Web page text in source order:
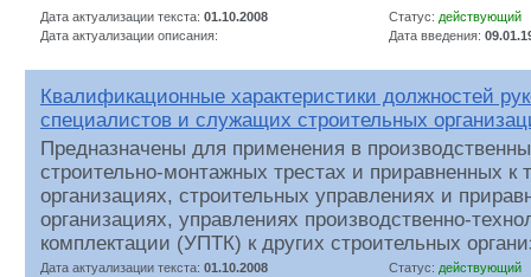
Дата актуализации текста: 01.10.2008 Статус: действующий
Дата актуализации описания:
Дата введения:
Квалификационные характеристики должностей
специалистов и служащих строительных
Предназначены для применения в
строительно-монтажных трестах и приравненных к
организациях, строительных управлениях и
организациях, управлениях производственно-
комплектации (УПТК) к других строительных
Дата актуализации текста: 01.10.2008 Статус: действующий